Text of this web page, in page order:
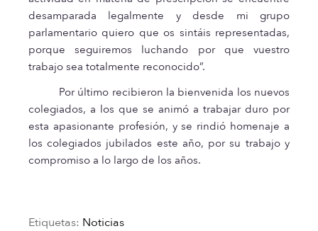
desamparada legalmente y desde mi grupo
parlamentario quiero que os sintáis representadas,
porque seguiremos luchando por que vuestro
trabajo sea totalmente reconocido”.
Por último recibieron la bienvenida los nuevos
colegiados, a los que se animó a trabajar duro por
esta apasionante profesión, y se rindió homenaje a
los colegiados jubilados este año, por su trabajo y
compromiso a lo largo de los años.
Etiquetas: Noticias